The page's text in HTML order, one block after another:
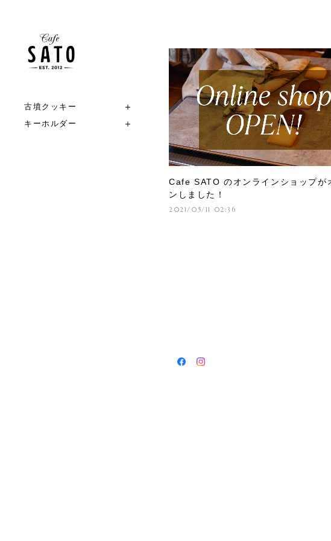
古墳クッキー
キーホルダー
Cafe SATO のオンラインショップが
ンしました！
2021/05/11 02:36